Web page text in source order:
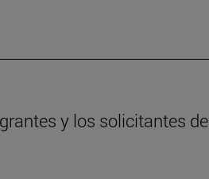
y los solicitantes de